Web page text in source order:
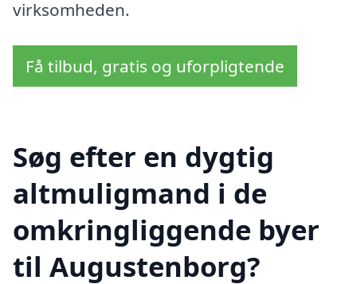
virksomheden.
Få tilbud, gratis og uforpligtende
Søg efter en dygtig
altmuligmand i de
omkringliggende byer
til Augustenborg?